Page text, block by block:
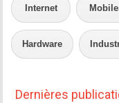
Internet
Hardware
Dernières